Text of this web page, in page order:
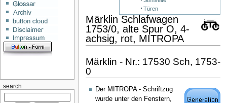
Türen
Märklin Schlafwagen
1753/0, alte Spur O, 4-
achsig, rot, MITROPA
Märklin - Nr.: 17530 Sch, 1753-
0
Der MITROPA - Schriftzug
wurde unter den Fenstern,
search